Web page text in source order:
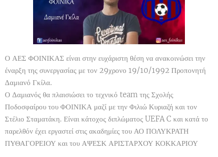
Ο ΑΕΣ ΦΟΙΝΙΚΑΣ είναι στην ευχάριστη θέση να ανακοινώσει την
έναρξη της συνεργασίας με τον 29χρονο 19/10/1992 Προπονητή
Δαμιανό Γκίλα.
Ο Δαμιανός θα πλαισιώσει το τεχνικό team της Σχολής
Ποδοσφαίρου του ΦΟΙΝΙΚΑ μαζί με την Φιλιώ Κυριαζή και τον
Στέλιο Σταματάκη. Είναι κάτοχος διπλώματος UEFA C και κατά το
παρελθόν έχει εργαστεί στις ακαδημίες του ΑΟ ΠΟΛΥΚΡΑΤΗ
ΠΥΘΑΓΟΡΕΙΟΥ και του ΑΨΕΣΚ ΑΡΙΣΤΑΡΧΟΥ ΚΟΚΚΑΡΙΟΥ